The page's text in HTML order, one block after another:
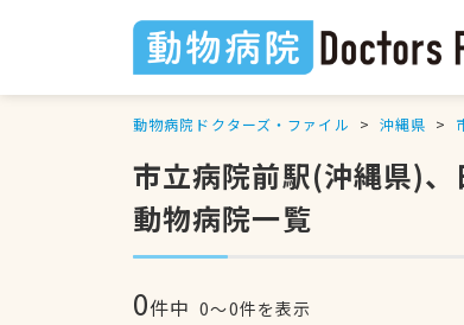
動物病院ドクターズ・ファイル 沖縄県
市立病院前駅(沖縄県)、
動物病院一覧
0件中 0〜0件を表示